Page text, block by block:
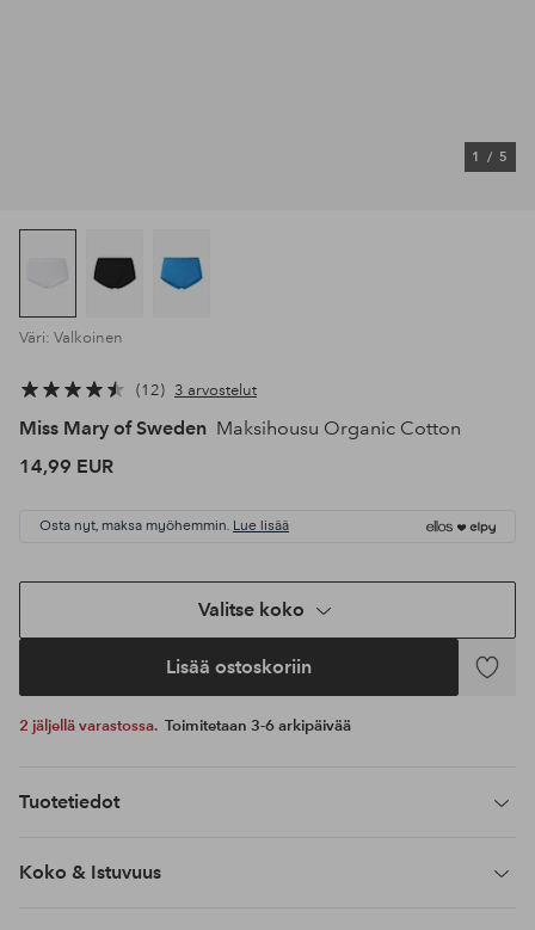
1 / 5
Väri: Valkoinen
12 3 arvostelut
Miss Mary of Sweden Maksihousu Organic Cotton
14,99 EUR
Osta nyt, maksa myöhemmin. Lue lisää
Valitse koko
Lisää ostoskoriin
Lisää
2 jäljellä varastossa. Toimitetaan 3-6 arkipäivää
Tuotetiedot
Koko & Istuvuus